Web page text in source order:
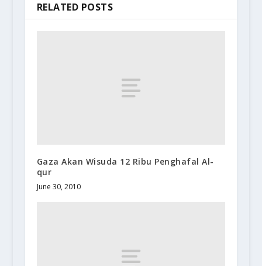
RELATED POSTS
Gaza Akan Wisuda 12 Ribu Penghafal Al-
qur
June 30, 2010